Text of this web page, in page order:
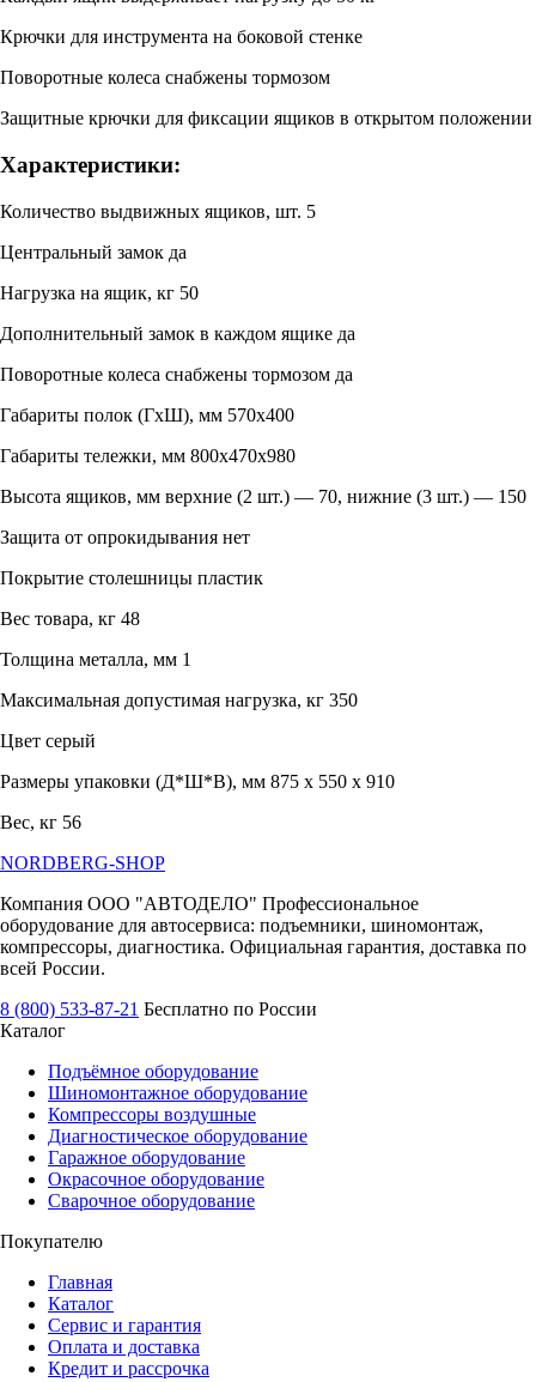
Крючки для инструмента на боковой стенке
Поворотные колеса снабжены тормозом
Защитные крючки для фиксации ящиков в открытом положении
Характеристики:
Количество выдвижных ящиков, шт. 5
Центральный замок да
Нагрузка на ящик, кг 50
Дополнительный замок в каждом ящике да
Поворотные колеса снабжены тормозом да
Габариты полок (ГхШ), мм 570х400
Габариты тележки, мм 800х470х980
Высота ящиков, мм верхние (2 шт.) — 70, нижние (3 шт.) — 150
Защита от опрокидывания нет
Покрытие столешницы пластик
Вес товара, кг 48
Толщина металла, мм 1
Максимальная допустимая нагрузка, кг 350
Цвет серый
Размеры упаковки (Д*Ш*В), мм 875 x 550 x 910
Вес, кг 56
NORDBERG-SHOP
Компания ООО "АВТОДЕЛО" Профессиональное
оборудование для автосервиса: подъемники, шиномонтаж,
компрессоры, диагностика. Официальная гарантия, доставка по
всей России.
8 (800) 533-87-21 Бесплатно по России
Каталог
Подъёмное оборудование
Шиномонтажное оборудование
Компрессоры воздушные
Диагностическое оборудование
Гаражное оборудование
Окрасочное оборудование
Сварочное оборудование
Покупателю
Главная
Каталог
Сервис и гарантия
Оплата и доставка
Кредит и рассрочка